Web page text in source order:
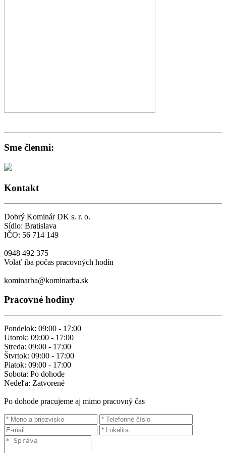
Sme členmi:
Kontakt
Dobrý Kominár DK s. r. o.
Sídlo: Bratislava
IČO: 56 714 149
0948 492 375
Volať iba počas pracovných hodín
kominarba@kominarba.sk
Pracovné hodiny
Pondelok: 09:00 - 17:00
Utorok: 09:00 - 17:00
Streda: 09:00 - 17:00
Štvrtok: 09:00 - 17:00
Piatok: 09:00 - 17:00
Sobota: Po dohode
Nedeľa: Zatvorené
Po dohode pracujeme aj mimo pracovný čas